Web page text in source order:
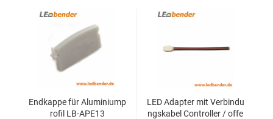
Endkappe für Aluminiump
rofil LB-APE13
LED Adapter mit Verbindu
ngskabel Controller / offe